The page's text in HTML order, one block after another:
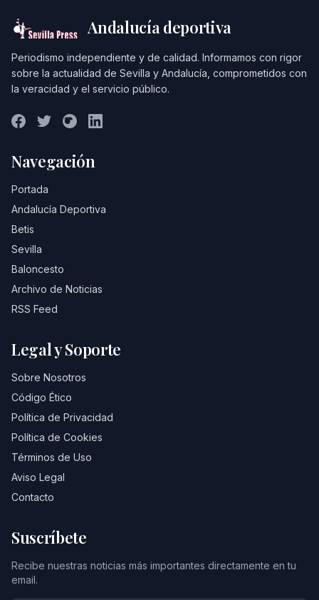
Andalucía deportiva
Periodismo independiente y de calidad. Informamos con rigor
sobre la actualidad de Sevilla y Andalucía, comprometidos con
la veracidad y el servicio público.
Navegación
Portada
Andalucía Deportiva
Betis
Sevilla
Baloncesto
Archivo de Noticias
RSS Feed
Legal y Soporte
Sobre Nosotros
Código Ético
Política de Privacidad
Política de Cookies
Términos de Uso
Aviso Legal
Contacto
Suscríbete
Recibe nuestras noticias más importantes directamente en tu
email.